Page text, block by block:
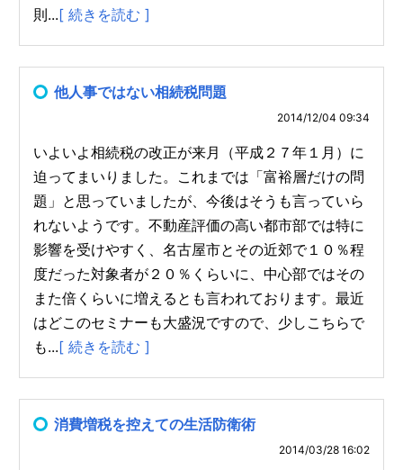
則...[ 続きを読む ]
他人事ではない相続税問題
2014/12/04 09:34
いよいよ相続税の改正が来月（平成２７年１月）に
迫ってまいりました。これまでは「富裕層だけの問
題」と思っていましたが、今後はそうも言っていら
れないようです。不動産評価の高い都市部では特に
影響を受けやすく、名古屋市とその近郊で１０％程
度だった対象者が２０％くらいに、中心部ではその
また倍くらいに増えるとも言われております。最近
はどこのセミナーも大盛況ですので、少しこちらで
も...[ 続きを読む ]
消費増税を控えての生活防衛術
2014/03/28 16:02